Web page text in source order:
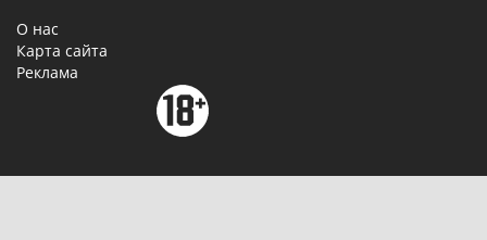
О нас
Карта сайта
Реклама